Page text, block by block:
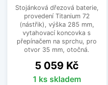
Stojánková dřezová baterie,
provedení Titanium 72
(nástřik), výška 285 mm,
vytahovací koncovka s
přepínačem na sprchu, pro
otvor 35 mm, otočná.
Cena
5 059 Kč
1 ks skladem